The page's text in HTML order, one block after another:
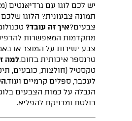
יש לכם לוגו עם גרדיאנטים
תמונה צבעונית? הלוגו
צבעים?איך זה עובד?
מתקדמות המאפשרות
צבע ישירות על המוצר או
טרנספר איכותית בחום.למה
טקסטיל (חולצות, כובעים,
לעכבר, ספלים קרמיים ועוד.
הגבלה על כמות הצבעים
בולטת ומדויקת להפליא.